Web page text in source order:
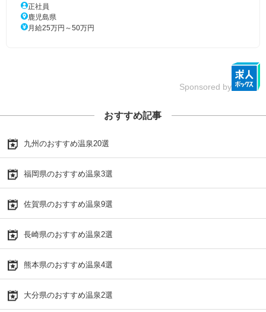
正社員
鹿児島県
月給25万円～50万円
Sponsored by
おすすめ記事
九州のおすすめ温泉20選
福岡県のおすすめ温泉3選
佐賀県のおすすめ温泉9選
長崎県のおすすめ温泉2選
熊本県のおすすめ温泉4選
大分県のおすすめ温泉2選